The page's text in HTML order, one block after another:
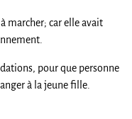
marcher; car elle avait
pour que personne
à la jeune fille.